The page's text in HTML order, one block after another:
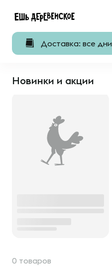
Доставка: все дни
Новинки и акции
0 товаров